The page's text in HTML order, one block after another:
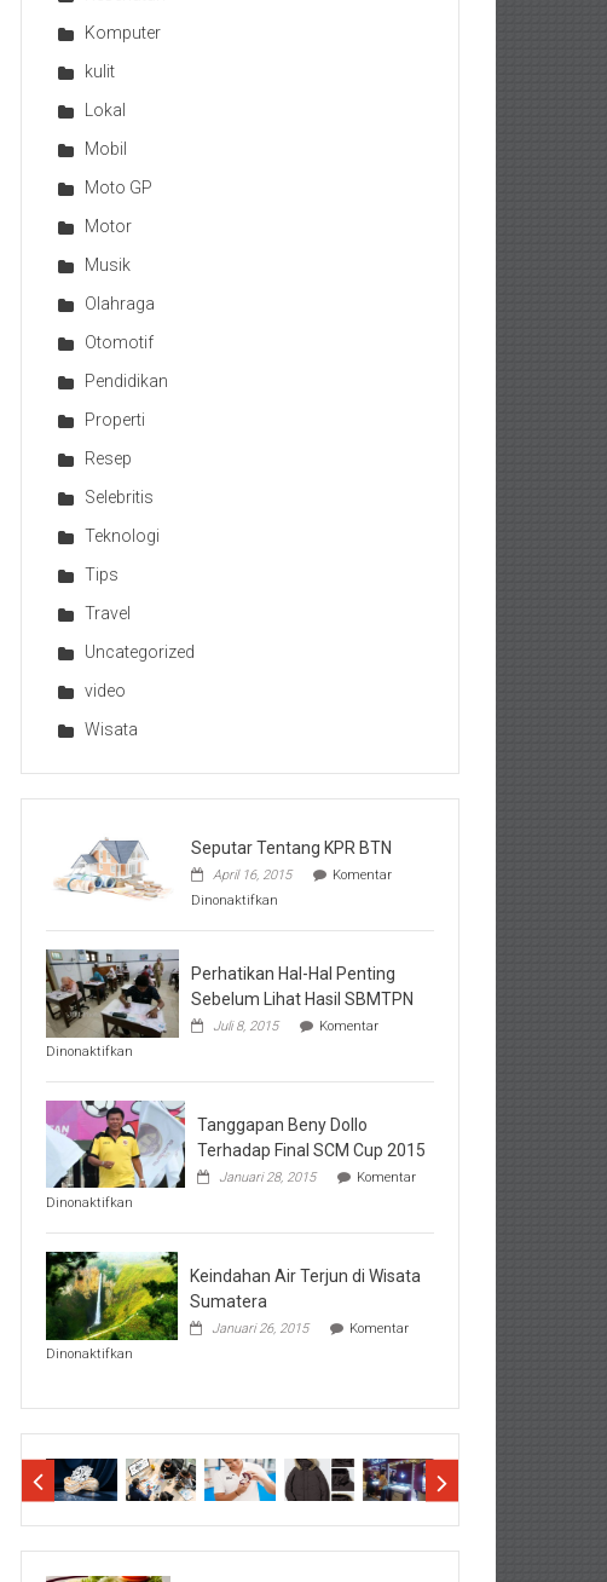
Komputer
kulit
Lokal
Mobil
Moto GP
Motor
Musik
Olahraga
Otomotif
Pendidikan
Properti
Resep
Selebritis
Teknologi
Tips
Travel
Uncategorized
video
Wisata
Seputar Tentang KPR BTN
April 16, 2015
Komentar
Dinonaktifkan
Tentang
BTN
Perhatikan Hal-Hal Penting
Sebelum Lihat Hasil SBMTPN
Juli 8, 2015
Komentar
Dinonaktifkan
Hal-
Hal
Penting
Sebelum
Lihat
Hasil
Tanggapan Beny Dollo
Terhadap Final SCM Cup 2015
Januari 28, 2015
Komentar
Dinonaktifkan
Beny
Dollo
Terhadap
Final
SCM
Cup
Keindahan Air Terjun di Wisata
Sumatera
Januari 26, 2015
Komentar
Dinonaktifkan
Terjun
Sumatera